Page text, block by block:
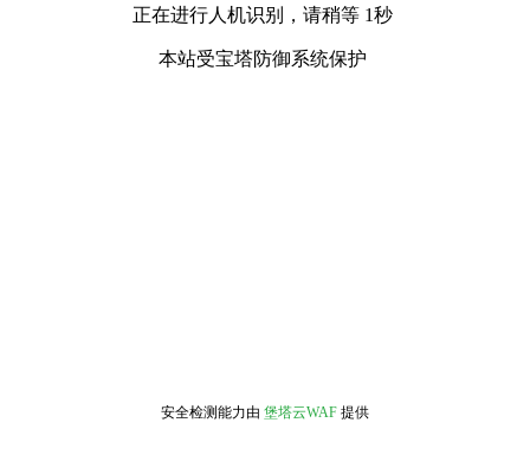
正在进行人机识别，请稍等 1秒
本站受宝塔防御系统保护
安全检测能力由 堡塔云WAF 提供